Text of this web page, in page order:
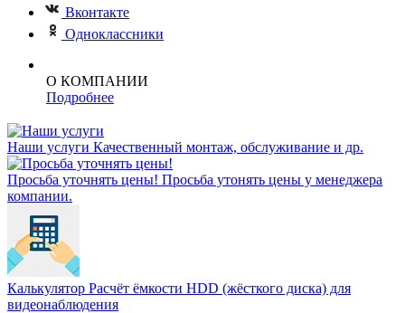
Вконтакте
Одноклассники
О КОМПАНИИ
Подробнее
Наши услуги Качественный монтаж, обслуживание и др.
Просьба уточнять цены! Просьба утонять цены у менеджера
компании.
Калькулятор Расчёт ёмкости HDD (жёсткого диска) для
видеонаблюдения